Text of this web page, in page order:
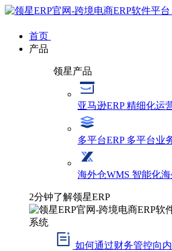
首页
产品
领星产品
亚马逊ERP精细化运
多平台ERP 多平台业
海外仓WMS 智能化
2分钟了解领星ERP
如何通过财务管控向